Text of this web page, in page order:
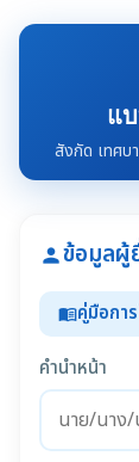
แ
สังกัด เทศบ
personข้อมูลผู้
menu_bookคู่มือกา
คำนำหน้า